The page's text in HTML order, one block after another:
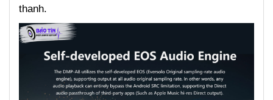
thanh.